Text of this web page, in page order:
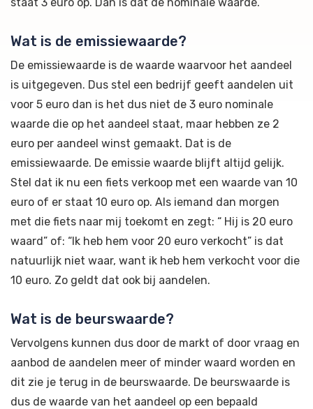
Wat is de emissiewaarde?
De emissiewaarde is de waarde waarvoor het aandeel
is uitgegeven. Dus stel een bedrijf geeft aandelen uit
voor 5 euro dan is het dus niet de 3 euro nominale
waarde die op het aandeel staat, maar hebben ze 2
euro per aandeel winst gemaakt. Dat is de
emissiewaarde. De emissie waarde blijft altijd gelijk.
Stel dat ik nu een fiets verkoop met een waarde van 10
euro of er staat 10 euro op. Als iemand dan morgen
met die fiets naar mij toekomt en zegt: “ Hij is 20 euro
waard” of: “Ik heb hem voor 20 euro verkocht” is dat
natuurlijk niet waar, want ik heb hem verkocht voor die
10 euro. Zo geldt dat ook bij aandelen.
Wat is de beurswaarde?
Vervolgens kunnen dus door de markt of door vraag en
aanbod de aandelen meer of minder waard worden en
dit zie je terug in de beurswaarde. De beurswaarde is
dus de waarde van het aandeel op een bepaald